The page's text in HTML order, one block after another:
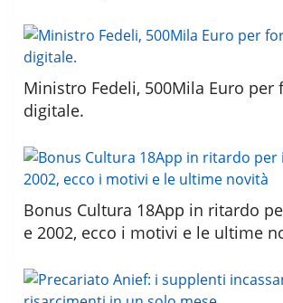
Ministro Fedeli, 500Mila Euro per
digitale.
Bonus Cultura 18App in ritardo
e 2002, ecco i motivi e le ultime